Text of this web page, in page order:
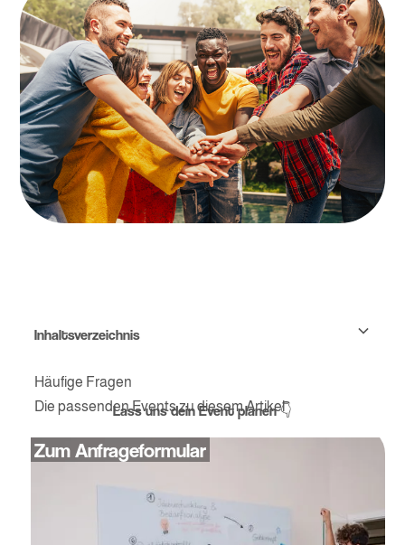
Inhaltsverzeichnis
Kurz & knapp 🔍
Warum sind gute Ideen für einen Firmenausflug so
wichtig?
Outdoor-Abenteuer: Actionreiche Teamausflug-Ideen
Kreative Workshops als Ideen für einen
Firmenausflug
Kulinarische Erlebnisse: Genussvolle Firmenausflug
Ideen
Indoor-Alternativen: Wetterunabhängige
Teamausflug-Ideen
Die passenden Ideen für einen Firmenausflug wählen
Mit firmenevents.de zum perfekten
Firmenausflug
Häufige Fragen
Die passenden Events zu diesem Artikel
Lass uns dein Event planen 👇
Zum Anfrageformular